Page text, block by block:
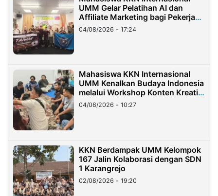
UMM Gelar Pelatihan AI dan
Affiliate Marketing bagi Pekerja
Migran Indonesia di Taiwan
04/08/2026 - 17:24
Mahasiswa KKN Internasional
UMM Kenalkan Budaya Indonesia
melalui Workshop Konten Kreatif
di Taiwan
04/08/2026 - 10:27
KKN Berdampak UMM Kelompok
167 Jalin Kolaborasi dengan SDN
1 Karangrejo
02/08/2026 - 19:20